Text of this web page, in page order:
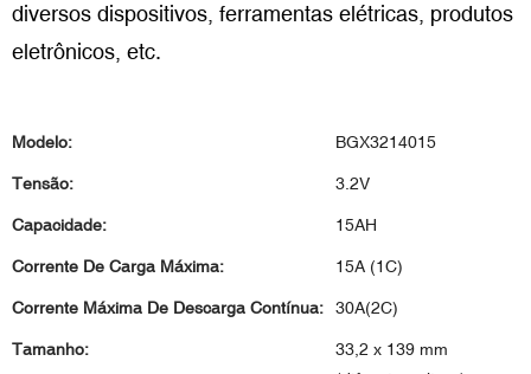
diversos dispositivos, ferramentas elétricas, produtos
eletrônicos, etc.
Modelo: BGX3214015
Tensão: 3.2V
Capacidade: 15AH
Corrente De Carga Máxima: 15A (1C)
Corrente Máxima De Descarga Contínua: 30A(2C)
Tamanho:
33,2 x 139 mm